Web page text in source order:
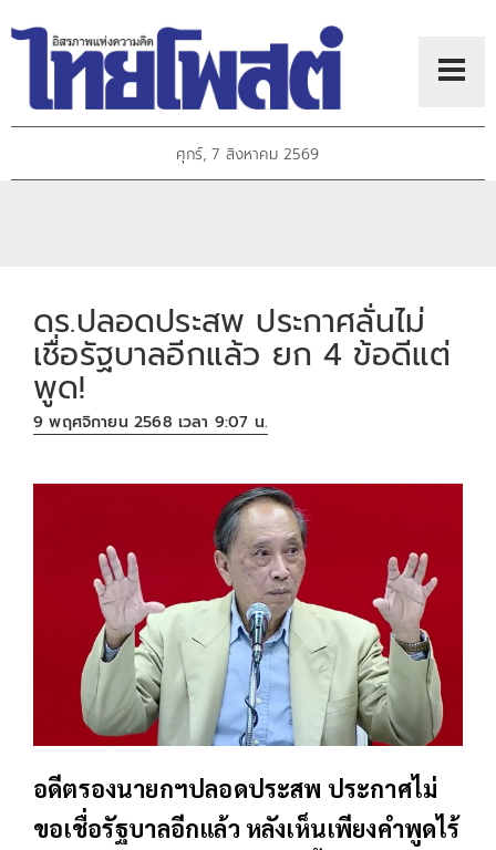
ศุกร์, 7 สิงหาคม 2569
ดร.ปลอดประสพ ประกาศลั่นไม่
เชื่อรัฐบาลอีกแล้ว ยก 4 ข้อดีแต่
พูด!
9 พฤศจิกายน 2568 เวลา 9:07 น.
อดีตรองนายกฯปลอดประสพ ประกาศไม่
ขอเชื่อรัฐบาลอีกแล้ว หลังเห็นเพียงคำพูดไร้